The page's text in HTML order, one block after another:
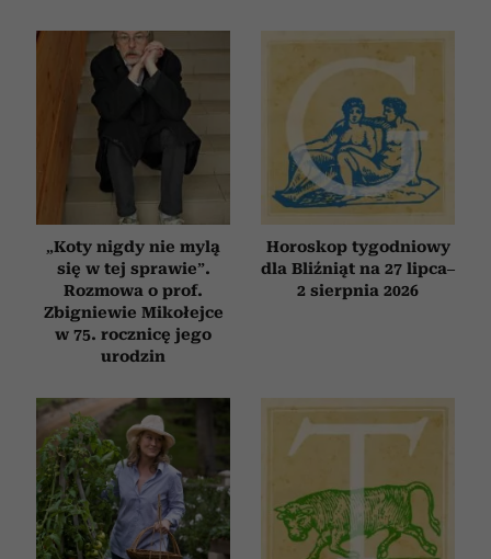
„Koty nigdy nie mylą
się w tej sprawie”.
Rozmowa o prof.
Zbigniewie Mikołejce
w 75. rocznicę jego
urodzin
Horoskop tygodniowy
dla Bliźniąt na 27 lipca–
2 sierpnia 2026